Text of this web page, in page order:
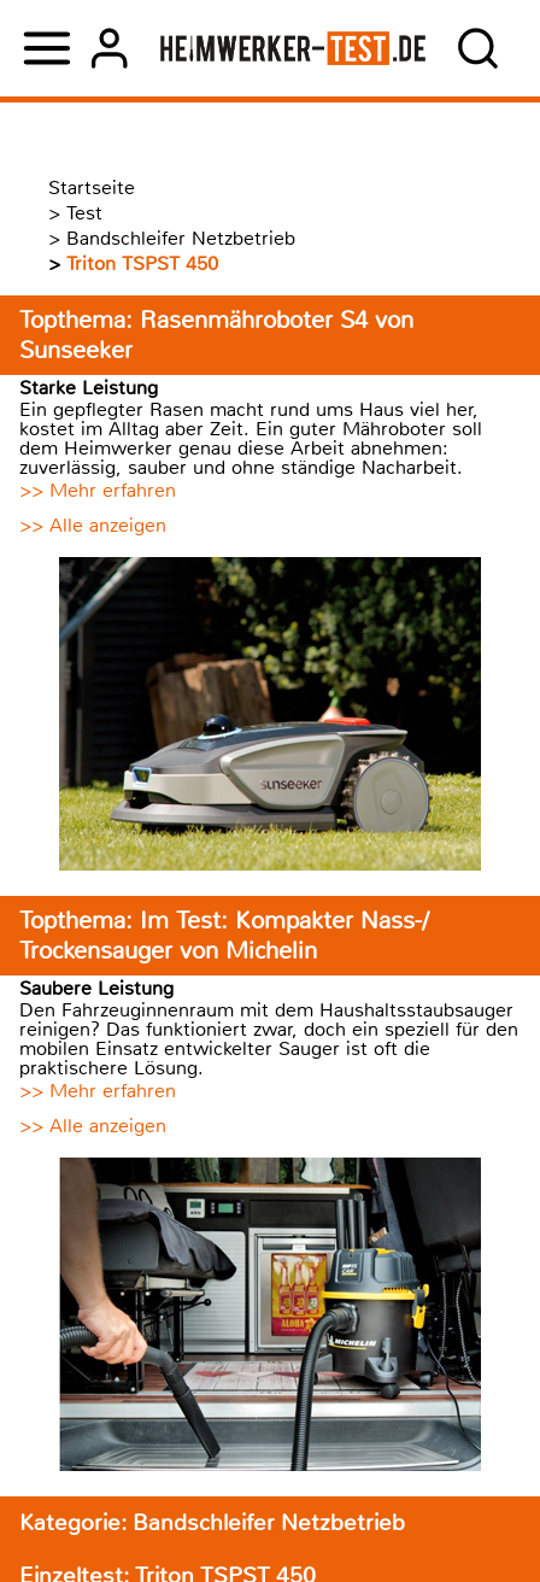
Startseite
> Test
> Bandschleifer Netzbetrieb
> Triton TSPST 450
Topthema: Rasenmähroboter S4 von
Sunseeker
Starke Leistung
Ein gepflegter Rasen macht rund ums Haus viel her,
kostet im Alltag aber Zeit. Ein guter Mähroboter soll
dem Heimwerker genau diese Arbeit abnehmen:
zuverlässig, sauber und ohne ständige Nacharbeit.
>> Mehr erfahren
>> Alle anzeigen
Topthema: Im Test: Kompakter Nass-/
Trockensauger von Michelin
Saubere Leistung
Den Fahrzeuginnenraum mit dem Haushaltsstaubsauger
reinigen? Das funktioniert zwar, doch ein speziell für den
mobilen Einsatz entwickelter Sauger ist oft die
praktischere Lösung.
>> Mehr erfahren
>> Alle anzeigen
Kategorie: Bandschleifer Netzbetrieb
Einzeltest: Triton TSPST 450